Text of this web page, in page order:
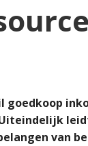
goedkoop
van